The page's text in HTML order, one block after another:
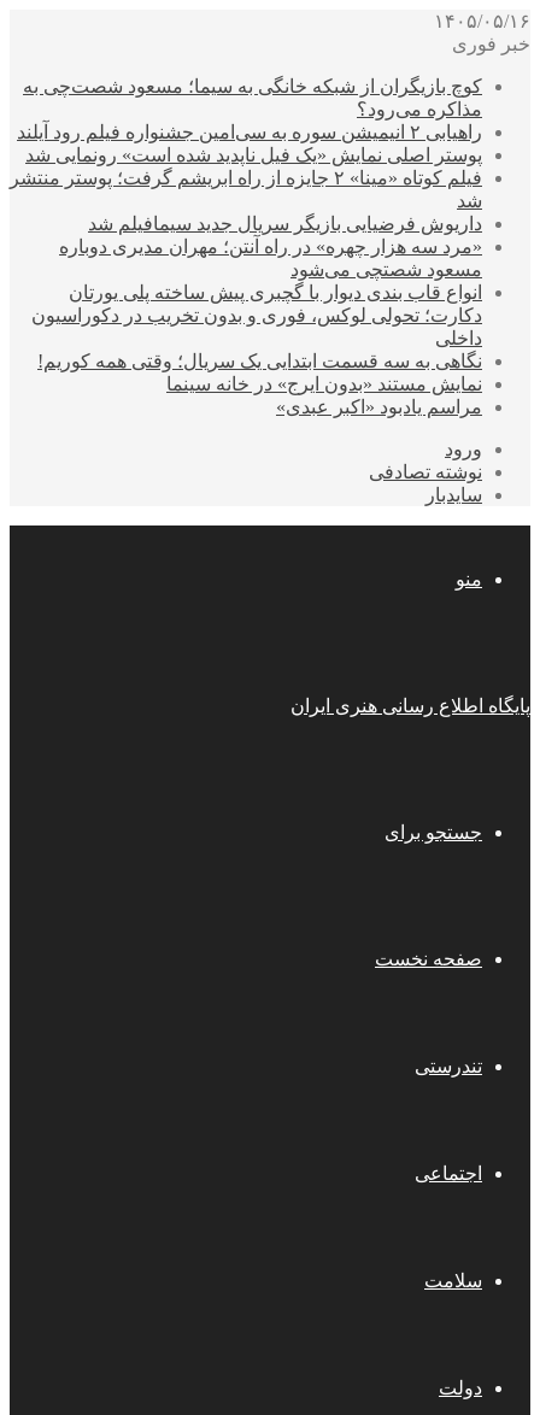
۱۴۰۵/۰۵/۱۶
خبر فوری
کوچ بازیگران از شبکه خانگی به سیما؛ مسعود شصت‌چی به
مذاکره می‌رود؟
راهیابی ۲ انیمیشن سوره به سی‌امین جشنواره فیلم رود آیلند
پوستر اصلی نمایش «یک فیل ناپدید شده است» رونمایی شد
فیلم کوتاه «مینا» ۲ جایزه از راه ابریشم گرفت؛ پوستر منتشر
شد
داریوش فرضیایی بازیگر سریال جدید سیمافیلم شد
«مرد سه هزار چهره» در راه آنتن؛ مهران مدیری دوباره
مسعود شصتچی می‌شود
انواع قاب بندی دیوار با گچبری پیش ساخته پلی یورتان
دکارت؛ تحولی لوکس، فوری و بدون تخریب در دکوراسیون
داخلی
نگاهی به سه قسمت ابتدایی یک سریال؛ وقتی همه کوریم!
نمایش مستند «بدون ایرج» در خانه سینما
مراسم یادبود «اکبر عبدی»
ورود
نوشته تصادفی
سایدبار
منو
پایگاه اطلاع رسانی هنری ایران
جستجو برای
صفحه نخست
تندرستی
اجتماعی
سلامت
دولت